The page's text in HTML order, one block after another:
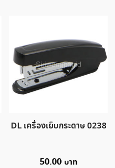
DL เครื่องเย็บกระดาษ 0238
50.00